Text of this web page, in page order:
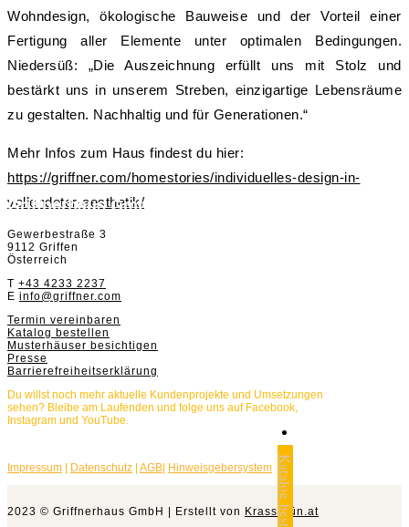
Wohndesign, ökologische Bauweise und der Vorteil einer
Fertigung aller Elemente unter optimalen Bedingungen.
Niedersüß: „Die Auszeichnung erfüllt uns mit Stolz und
bestärkt uns in unserem Streben, einzigartige Lebensräume
zu gestalten. Nachhaltig und für Generationen.“
Mehr Infos zum Haus findest du hier:
https://griffner.com/homestories/individuelles-design-in-
vollendeter-aesthetik/
Griffnerhaus GmbH
Gewerbestraße 3
9112 Griffen
Österreich
T +43 4233 2237
E info@griffner.com
Termin vereinbaren
Katalog bestellen
Musterhäuser besichtigen
Presse
Barrierefreiheitserklärung
Du willst noch mehr aktuelle Kundenprojekte und Umsetzungen
sehen? Bleibe am Laufenden und folge uns auf Facebook,
Instagram und YouTube.
Impressum Datenschutz AGB Hinweisgebersystem
2023 © Griffnerhaus GmbH | Erstellt von Krassgrün.at